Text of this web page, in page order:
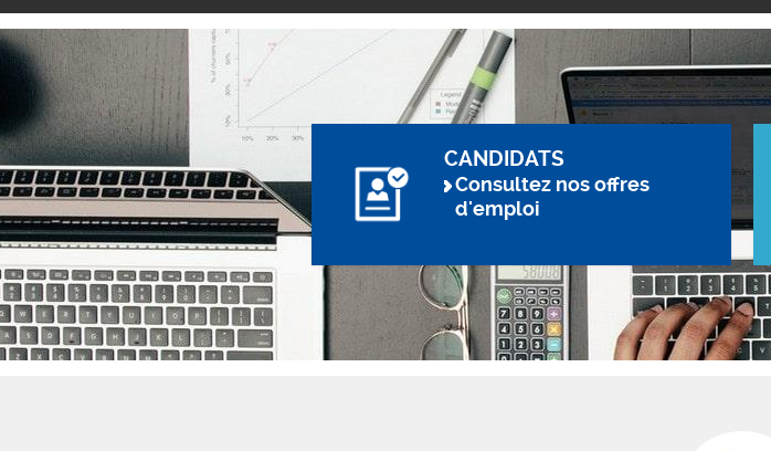
CANDIDATS
Consultez nos offres
d'emploi